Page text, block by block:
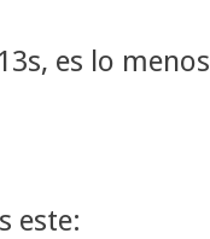
es lo
este: